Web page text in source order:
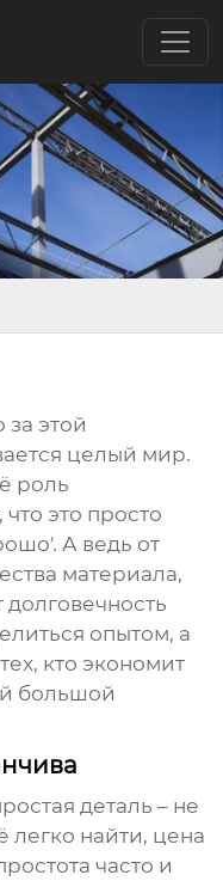
за этой
целый мир.
роль
это просто
А ведь от
материала,
опытом, а
кто экономит
большой
деталь – не
легко найти, цена
часто и